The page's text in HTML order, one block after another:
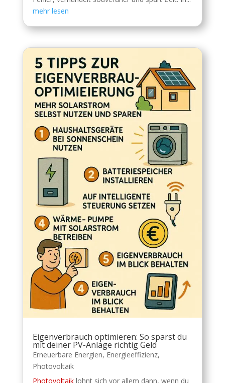
mehr lesen
Eigenverbrauch optimieren: So sparst du
mit deiner PV-Anlage richtig Geld
Erneuerbare Energien, Energieeffizienz,
Photovoltaik
Photovoltaiklohnt sich vor allem dann, wenn du